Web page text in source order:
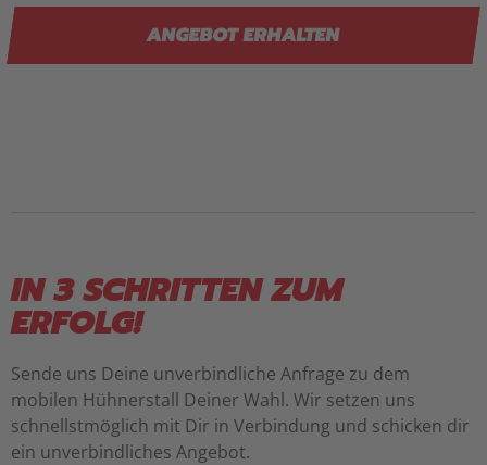
ANGEBOT ERHALTEN
IN 3 SCHRITTEN ZUM
ERFOLG!
Sende uns Deine unverbindliche Anfrage zu dem
mobilen Hühnerstall Deiner Wahl. Wir setzen uns
schnellstmöglich mit Dir in Verbindung und schicken dir
ein unverbindliches Angebot.